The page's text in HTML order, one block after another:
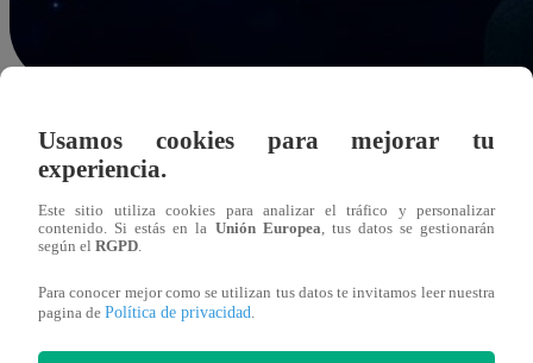
28 de abril 2020
El pasado jueves 23 de abril, a las 7 pm, a través del
Ecommerce Nights, el nuevo programa digital orientado
Usamos cookies para mejorar tu
experiencia.
Este sitio utiliza cookies para analizar el tráfico y personalizar
contenido. Si estás en la Unión Europea , tus datos se gestionarán
según el RGPD
Para conocer mejor como se utilizan tus datos te invitamos leer nuestra
pagina de Política de privacidad